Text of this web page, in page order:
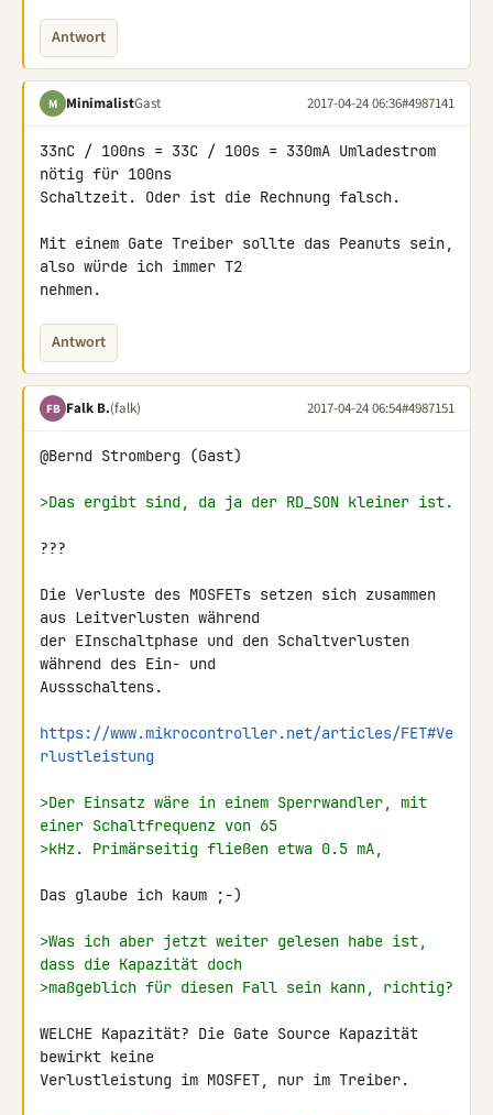
Antwort
M MinimalistGast 2017-04-24 06:36#4987141
33nC / 100ns = 33C / 100s = 330mA Umladestrom
nötig für 100ns
Schaltzeit. Oder ist die Rechnung falsch.
Mit einem Gate Treiber sollte das Peanuts sein,
also würde ich immer T2
nehmen.
Antwort
FB Falk B.(falk) 2017-04-24 06:54#4987151
@Bernd Stromberg (Gast)
>Das ergibt sind, da ja der RD_SON kleiner ist.
???
Die Verluste des MOSFETs setzen sich zusammen
aus Leitverlusten während
der EInschaltphase und den Schaltverlusten
während des Ein- und
Aussschaltens.
https://www.mikrocontroller.net/articles/FET#Ve
rlustleistung
>Der Einsatz wäre in einem Sperrwandler, mit
einer Schaltfrequenz von 65
>kHz. Primärseitig fließen etwa 0.5 mA,
Das glaube ich kaum ;-)
>Was ich aber jetzt weiter gelesen habe ist,
dass die Kapazität doch
>maßgeblich für diesen Fall sein kann, richtig?
WELCHE Kapazität? Die Gate Source Kapazität
bewirkt keine
Verlustleistung im MOSFET, nur im Treiber.